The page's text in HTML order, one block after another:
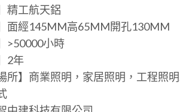
精工航天鋁
面經145MM高65MM開孔130MM
>50000小時
2年
所】商業照明，家居照明，工程照